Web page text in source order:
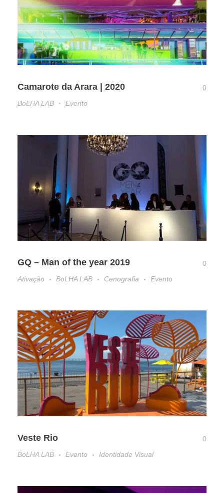
Camarote da Arara | 2020
0
BoLHA LAB
Evento
GQ – Man of the year 2019
0
Ativação
BoLHA LAB Cenografia Evento
Veste Rio
0
BoLHA LAB
Evento Identidade Visual